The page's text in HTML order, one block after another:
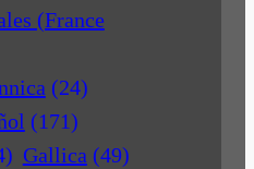
(France
(24)
(171)
Gallica (49)